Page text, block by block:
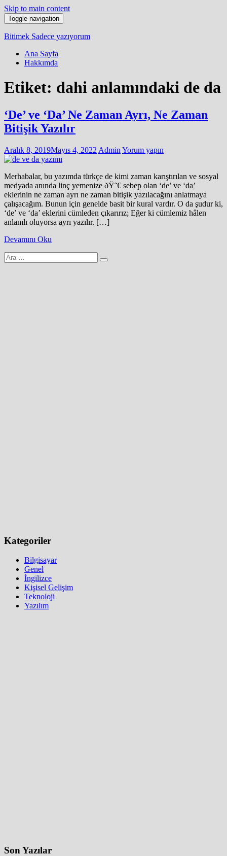
Skip to main content
Toggle navigation
Bitimek Sadece yazıyorum
Ana Sayfa
Hakkımda
Etiket: dahi anlamındaki de da
‘De’ ve ‘Da’ Ne Zaman Ayrı, Ne Zaman
Bitişik Yazılır
Aralık 8, 2019Mayıs 4, 2022 Admin Yorum yapın
Merhabalar, bu yazımda türkçe de kimi zaman karıştırılan ve sosyal
medyada anında linç yemenize ðŸ˜€ sebep olan ‘de’ ve ‘da’
eklerinin ne zaman ayrı ne zaman bitişik yazılacağını anlatmaya
çalışacağım. Bunun için genelde basit bir kural vardır. O da şudur ki,
‘de’ ve ‘da’ eklerini cümleden çıkarırız; Eğer ki cümlemiz hâlen
anlamlı oluyorsa ayrı yazılır. […]
Devamını Oku
Arama
yap:
Kategoriler
Bilgisayar
Genel
İngilizce
Kişisel Gelişim
Teknoloji
Yazılım
Son Yazılar